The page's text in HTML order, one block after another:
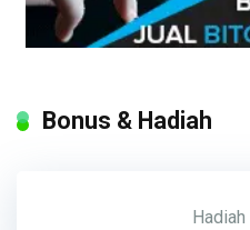
Bonus & Hadiah
Hadiah